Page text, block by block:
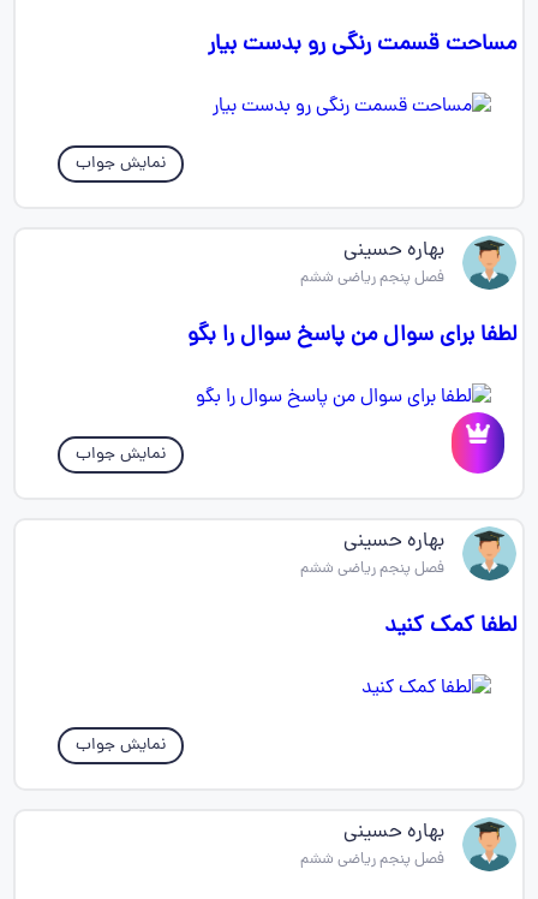
مساحت قسمت رنگی رو بدست بیار
نمایش جواب
بهاره حسینی
فصل پنجم ریاضی ششم
لطفا برای سوال من پاسخ سوال را بگو
نمایش جواب
بهاره حسینی
فصل پنجم ریاضی ششم
لطفا کمک کنید
نمایش جواب
بهاره حسینی
فصل پنجم ریاضی ششم